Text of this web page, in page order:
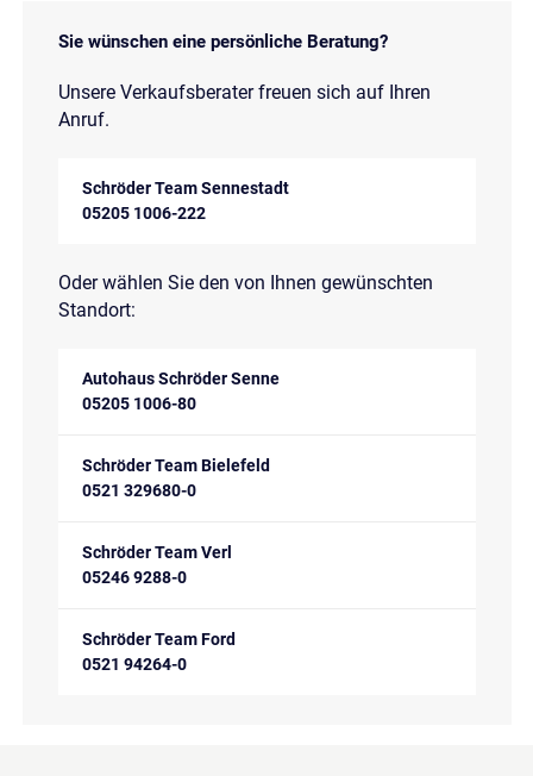
Sie wünschen eine persönliche Beratung?
Unsere Verkaufsberater freuen sich auf Ihren
Anruf.
Schröder Team Sennestadt
05205 1006-222
Oder wählen Sie den von Ihnen gewünschten
Standort:
Autohaus Schröder Senne
05205 1006-80
Schröder Team Bielefeld
0521 329680-0
Schröder Team Verl
05246 9288-0
Schröder Team Ford
0521 94264-0